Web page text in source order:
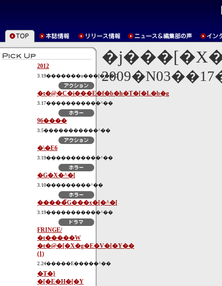
2012
3.19�������u���[���C
�t�@�C�i���E�f�b�h�T�[�L�b�g
3.17�����������^��
96����
3.5�����������^��
�\�E6
3.19�����������^��
�G�X�^�[
3.10���������^��
�����̃G���x�[�^�[
3.19�����������^��
FRINGE/
�t�����W
�t�@�[�X�g�E�V�[�Y��
(1)
2.24�����E�����^��
�T�}
�[�E�H�[�Y